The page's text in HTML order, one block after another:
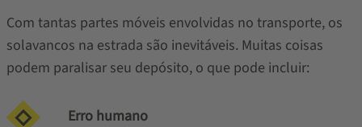
Com tantas partes móveis envolvidas no transporte, os
solavancos na estrada são inevitáveis. Muitas coisas
podem paralisar seu depósito, o que pode incluir:
Erro humano